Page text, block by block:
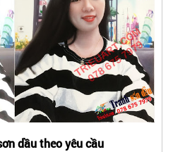
dầu theo yêu cầu